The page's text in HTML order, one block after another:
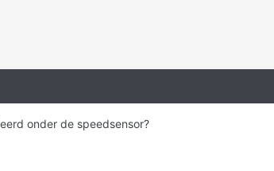
onder de speedsensor?